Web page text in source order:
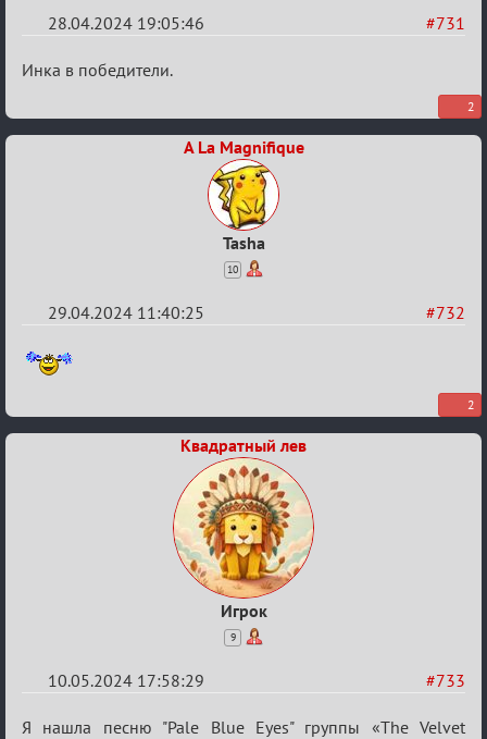
#731
28.04.2024 19:05:46
Re:
МАФИИ
Инка в победители.
2
A La Magnifique
Tasha
10
#732
29.04.2024 11:40:25
Re:
МАФИИ
(обсуждение)
2
Квадратный лев
Игрок
9
#733
10.05.2024 17:58:29
Re:
Я нашла песню "Pale Blue Eyes" группы «The Velvet